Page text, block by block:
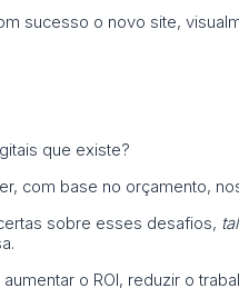
sucesso o novo site,
que existe?
com base no orçamento,
sobre esses desafios,
o ROI, reduzir o